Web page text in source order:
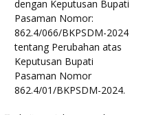
dengan Keputusan Bupati
Pasaman Nomor:
862.4/066/BKPSDM-2024
tentang Perubahan atas
Keputusan Bupati
Pasaman Nomor
862.4/01/BKPSDM-2024.